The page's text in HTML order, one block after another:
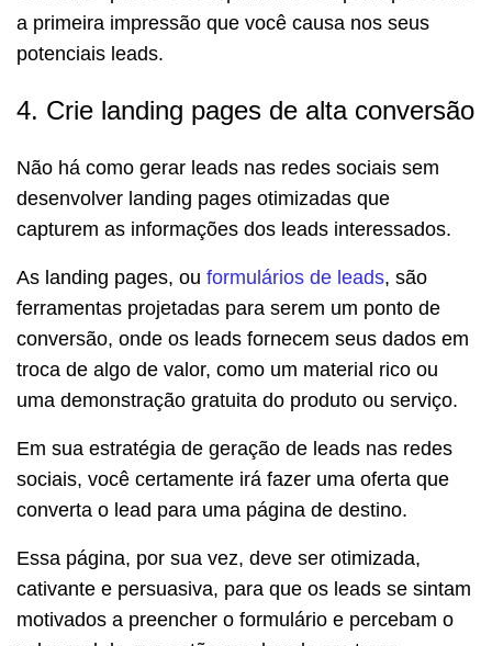
a primeira impressão que você causa nos seus
potenciais leads.
4. Crie landing pages de alta conversão
Não há como gerar leads nas redes sociais sem
desenvolver landing pages otimizadas que
capturem as informações dos leads interessados.
As landing pages, ou formulários de leads, são
ferramentas projetadas para serem um ponto de
conversão, onde os leads fornecem seus dados em
troca de algo de valor, como um material rico ou
uma demonstração gratuita do produto ou serviço.
Em sua estratégia de geração de leads nas redes
sociais, você certamente irá fazer uma oferta que
converta o lead para uma página de destino.
Essa página, por sua vez, deve ser otimizada,
cativante e persuasiva, para que os leads se sintam
motivados a preencher o formulário e percebam o